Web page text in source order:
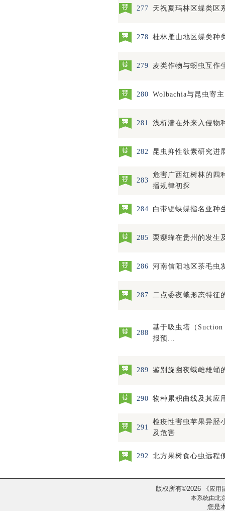
277 天祝夏玛林区蝶类区
278 桂林雁山地区蝶类种
279 麦类作物与蚜虫互作
280 Wolbachia与昆虫寄
281 浅析潜在外来入侵
282 昆虫抑性欲素研究进
283
危害广西红树林的四
播规律初探
284 白带锯蛱蝶指名亚种
285 栗瘿蜂在贵州的发生
286 河南信阳地区茶毛虫
287 二点委夜蛾形态特征
288
基于吸虫塔（
报预...
289 鉴别旋幽夜蛾雌雄蛹
290 物种累积曲线及其应
291
检疫性害虫苹果异胫
及危害
292 北方果树食心虫远程
版权所有©2026 《应用
本系统由北
您是